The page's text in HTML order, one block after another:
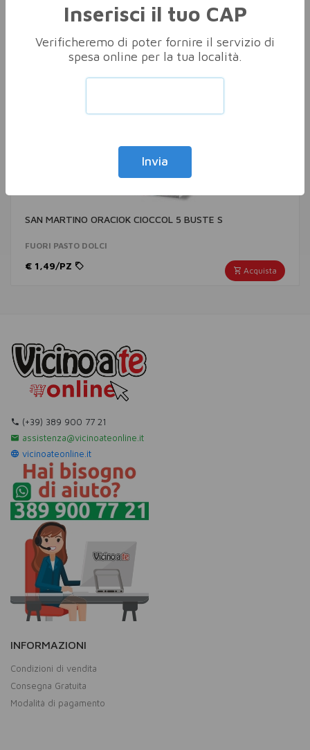
SAN MARTINO ORACIOK CIOCCOL 5 BUSTE S
FUORI PASTO DOLCI
Acquista
€ 1,49/PZ
(+39) 389 900 77 21
assistenza@vicinoateonline.it
vicinoateonline.it
INFORMAZIONI
Condizioni di vendita
Consegna Gratuita
Modalità di pagamento
Inserisci il tuo CAP
Verificheremo di poter fornire il servizio di
spesa online per la tua località.
Invia